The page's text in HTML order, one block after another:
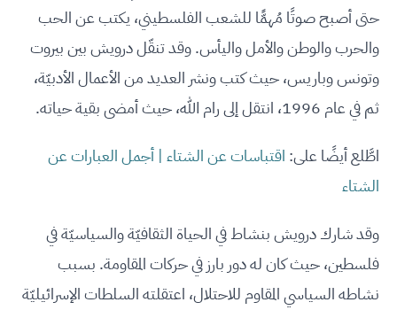
حتى أصبح صوتًا مُهمًّا للشعب الفلسطيني، يكتب عن الحب
والحرب والوطن والأمل واليأس. وقد تنقّل درويش بين بيروت
وتونس وباريس، حيث كتب ونشر العديد من الأعمال الأدبيّة،
ثم في عام 1996، انتقل إلى رام الله، حيث أمضى بقية حياته.
اطَّلع أيضًا على: اقتباسات عن الشتاء | أجمل العبارات عن
الشتاء
وقد شارك درويش بنشاط في الحياة الثقافيّة والسياسيّة في
فلسطين، حيث كان له دور بارز في حركات المقاومة. بسبب
نشاطه السياسي المقاوم للاحتلال، اعتقلته السلطات الإسرائيليّة